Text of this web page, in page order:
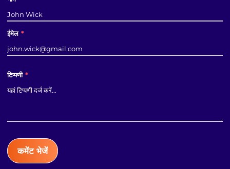
ईमेल *
टिप्पणी *
कमेंट भेजें